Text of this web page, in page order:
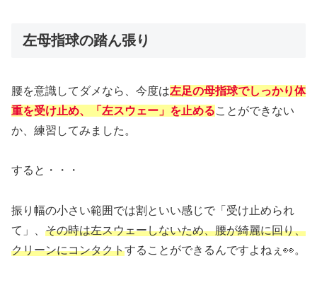
左母指球の踏ん張り
腰を意識してダメなら、今度は左足の母指球でしっかり体
重を受け止め、「左スウェー」を止めることができない
か、練習してみました。
すると・・・
振り幅の小さい範囲では割といい感じで「受け止められ
て」、 その時は左スウェーしないため、腰が綺麗に回り、
クリーンにコンタクトすることができるんですよねぇ👀。